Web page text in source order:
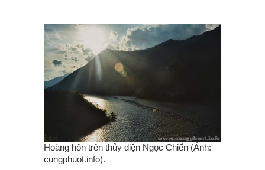
Hoàng hôn trên thủy điện Ngọc Chiến (Ảnh:
cungphuot.info).